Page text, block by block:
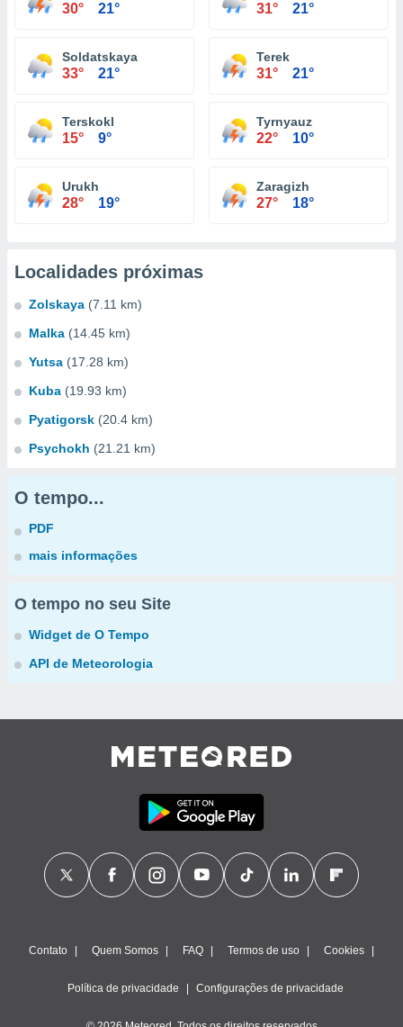
30° 21° 31° 21°
Soldatskaya
33° 21°
Terek
31° 21°
Terskokl
15° 9°
Tyrnyauz
22° 10°
Urukh
28° 19°
Zaragizh
27° 18°
Localidades próximas
Zolskaya (7.11 km)
Malka (14.45 km)
Yutsa (17.28 km)
Kuba (19.93 km)
Pyatigorsk (20.4 km)
Psychokh (21.21 km)
O tempo...
PDF
mais informações
O tempo no seu Site
Widget de O Tempo
API de Meteorologia
Contato Quem Somos FAQ Termos de uso Cookies
Política de privacidade Configurações de privacidade